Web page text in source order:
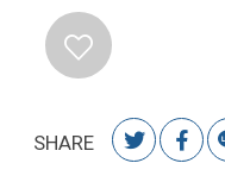
SHARE